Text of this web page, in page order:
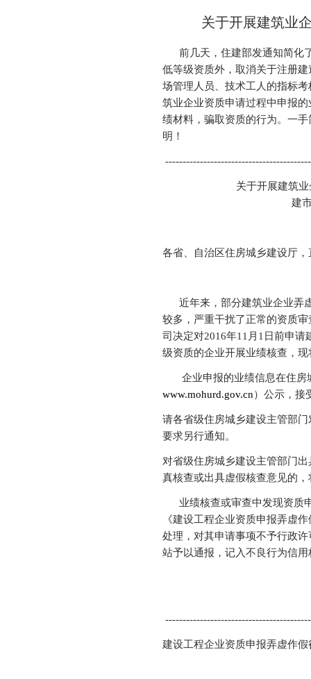
关于开展建筑业
前几天，住建部发通知简化
低等级资质外，取消关于注册
场管理人员、技术工人的指标
筑业企业资质申请过程中申报
绩材料，骗取资质的行为。一
明！
关于开展建筑
建
各省、自治区住房城乡建设厅
近年来，部分建筑业企业弄
较多，严重干扰了正常的资质
司决定对2016年11月1日前申
级资质的企业开展业绩核查，
企业申报的业绩信息在住房
www.mohurd.gov.cn）公示，接
请各省级住房城乡建设主管部
要求另行通知。
对省级住房城乡建设主管部门
真核查或出具虚假核查意见的
业绩核查或审查中发现资质
《建设工程企业资质申报弄虚
处理，对其申请事项不予行政
站予以通报，记入不良行为信
建设工程企业资质申报弄虚作